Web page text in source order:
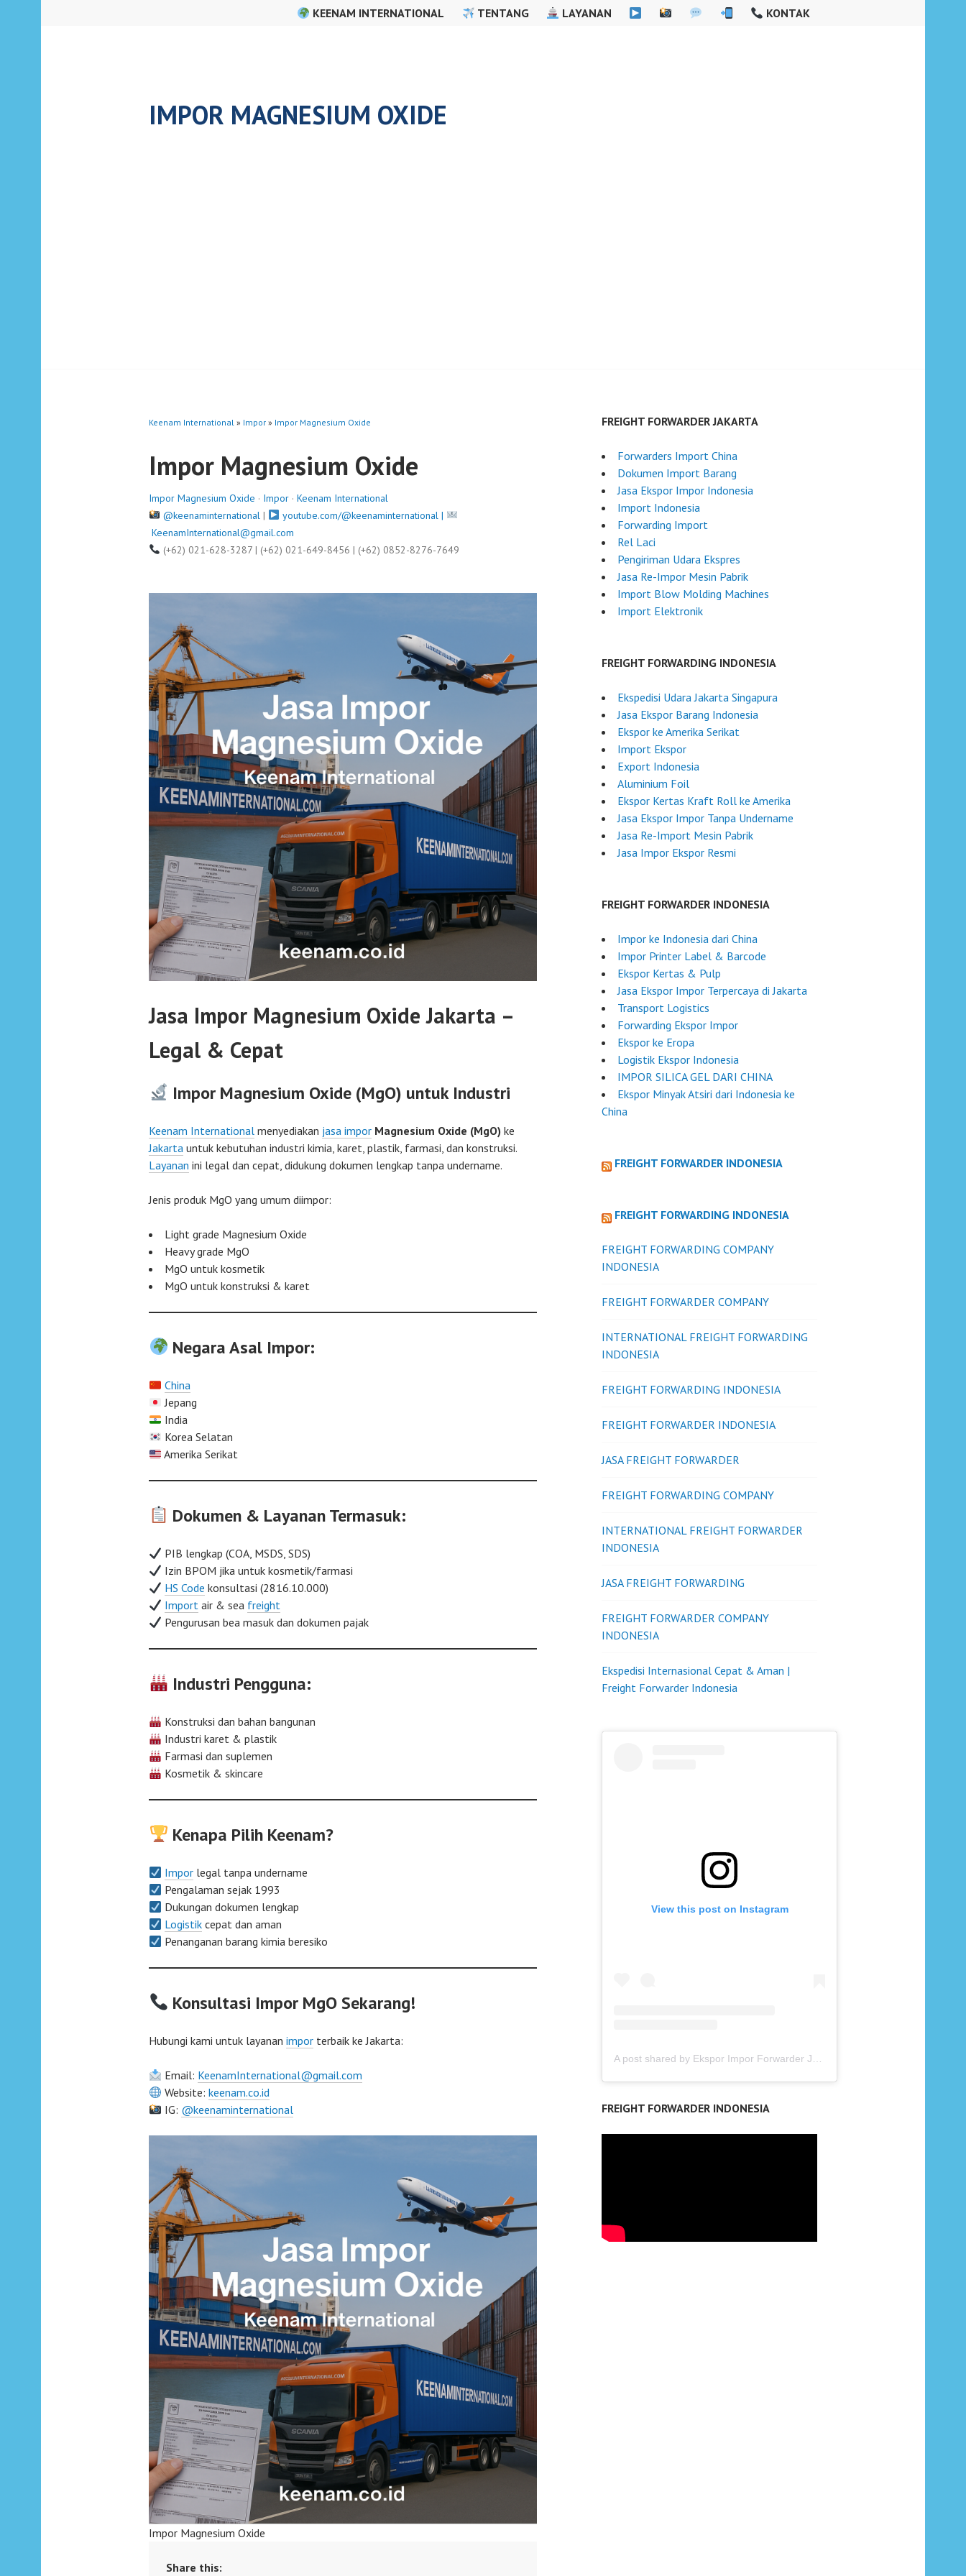
KEENAM INTERNATIONAL TENTANG LAYANAN KONTAK
IMPOR MAGNESIUM OXIDE
Keenam International » Impor » Impor Magnesium Oxide
Impor Magnesium Oxide
Impor Magnesium Oxide · Impor · Keenam International
@keenaminternational|
youtube.com/@keenaminternational |
KeenamInternational@gmail.com
(+62) 021-628-3287 | (+62) 021-649-8456 | (+62) 0852-8276-7649
Jasa Impor Magnesium Oxide Jakarta –
Legal & Cepat
Impor Magnesium Oxide (MgO) untuk Industri
Keenam International menyediakan jasa impor Magnesium Oxide (MgO) ke
Jakarta untuk kebutuhan industri kimia, karet, plastik, farmasi, dan konstruksi.
Layanan ini legal dan cepat, didukung dokumen lengkap tanpa undername.
Jenis produk MgO yang umum diimpor:
Light grade Magnesium Oxide
Heavy grade MgO
MgO untuk kosmetik
MgO untuk konstruksi & karet
Negara Asal Impor:
China
Jepang
India
Korea Selatan
Amerika Serikat
Dokumen & Layanan Termasuk:
PIB lengkap (COA, MSDS, SDS)
Izin BPOM jika untuk kosmetik/farmasi
HS Code konsultasi (2816.10.000)
Import air & sea freight
Pengurusan bea masuk dan dokumen pajak
Industri Pengguna:
Konstruksi dan bahan bangunan
Industri karet & plastik
Farmasi dan suplemen
Kosmetik & skincare
Kenapa Pilih Keenam?
Impor legal tanpa undername
Pengalaman sejak 1993
Dukungan dokumen lengkap
Logistik cepat dan aman
Penanganan barang kimia beresiko
Konsultasi Impor MgO Sekarang!
Hubungi kami untuk layanan impor terbaik ke Jakarta:
Email: KeenamInternational@gmail.com
Website:keenam.co.id
IG: @keenaminternational
Impor Magnesium Oxide
Share this:
FREIGHT FORWARDER JAKARTA
Forwarders Import China
Dokumen Import Barang
Jasa Ekspor Impor Indonesia
Import Indonesia
Forwarding Import
Rel Laci
Pengiriman Udara Ekspres
Jasa Re-Impor Mesin Pabrik
Import Blow Molding Machines
Import Elektronik
FREIGHT FORWARDING INDONESIA
Ekspedisi Udara Jakarta Singapura
Jasa Ekspor Barang Indonesia
Ekspor ke Amerika Serikat
Import Ekspor
Export Indonesia
Aluminium Foil
Ekspor Kertas Kraft Roll ke Amerika
Jasa Ekspor Impor Tanpa Undername
Jasa Re-Import Mesin Pabrik
Jasa Impor Ekspor Resmi
FREIGHT FORWARDER INDONESIA
Impor ke Indonesia dari China
Impor Printer Label & Barcode
Ekspor Kertas & Pulp
Jasa Ekspor Impor Terpercaya di Jakarta
Transport Logistics
Forwarding Ekspor Impor
Ekspor ke Eropa
Logistik Ekspor Indonesia
IMPOR SILICA GEL DARI CHINA
Ekspor Minyak Atsiri dari Indonesia ke
China
FREIGHT FORWARDER INDONESIA
FREIGHT FORWARDING INDONESIA
FREIGHT FORWARDING COMPANY
INDONESIA
FREIGHT FORWARDER COMPANY
INTERNATIONAL FREIGHT FORWARDING
INDONESIA
FREIGHT FORWARDING INDONESIA
FREIGHT FORWARDER INDONESIA
JASA FREIGHT FORWARDER
FREIGHT FORWARDING COMPANY
INTERNATIONAL FREIGHT FORWARDER
INDONESIA
JASA FREIGHT FORWARDING
FREIGHT FORWARDER COMPANY
INDONESIA
Ekspedisi Internasional Cepat & Aman |
Freight Forwarder Indonesia
View this post on Instagram
FREIGHT FORWARDER INDONESIA